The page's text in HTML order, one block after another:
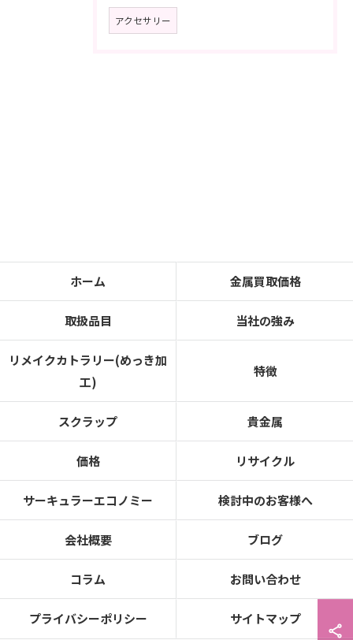
アクセサリー
ホーム 金属買取価格
取扱品目 当社の強み
リメイクカトラリー(めっき加
工)
特徴
スクラップ 貴金属
価格 リサイクル
サーキュラーエコノミー 検討中のお客様へ
会社概要 ブログ
コラム お問い合わせ
プライバシーポリシー サイトマップ